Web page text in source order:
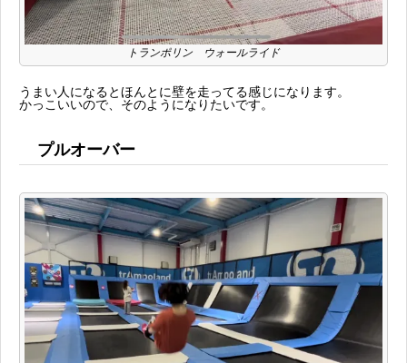
トランポリン ウォールライド
うまい人になるとほんとに壁を走ってる感じになります。
かっこいいので、そのようになりたいです。
プルオーバー